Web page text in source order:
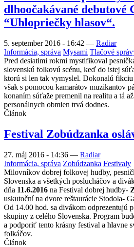
dlhoočakávané debutové
“Uhlopriečky hlasov“.
5. september 2016 - 16:42 — Radiar
Informácia, správa Mysami Tlačové
Pred desiatimi rokmi mystifikoval
slovenskú folkovú scénu, keď do istej
ktorú si len tak vymyslel. Dokonalú
však s pomocou kamarátov muzikantov
konaním súťaže premenil na realitu a tá
personálnych obmien trvá dodnes.
Článok
Festival Zobúdzanka
27. máj 2016 - 14:36 — Radiar
Informácia, správa Zobúdzanka Festivaly
Milovníkov dobrej folkovej hudby,
Slovenska a všetkých poslucháčov a
dňa 11.6.2016 na Festival dobrej hudby-
uskutoční na dvore reštaurácie Stodola-
Od 14.00 hod. sa divákom odprezentujú
skupiny z celého Slovenska. Program
a podporiť tento krásny festival a hlavne
folkáčov.
Článok